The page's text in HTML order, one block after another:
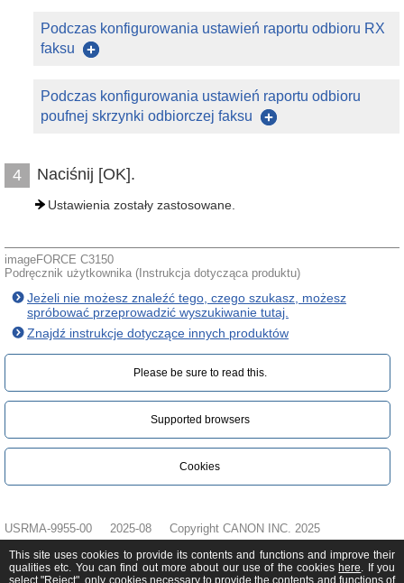
Podczas konfigurowania ustawień raportu odbioru RX
faksu
Podczas konfigurowania ustawień raportu odbioru
poufnej skrzynki odbiorczej faksu
4 Naciśnij [OK].
Ustawienia zostały zastosowane.
imageFORCE C3150
Podręcznik użytkownika (Instrukcja dotycząca produktu)
Jeżeli nie możesz znaleźć tego, czego szukasz, możesz
spróbować przeprowadzić wyszukiwanie tutaj.
Znajdź instrukcje dotyczące innych produktów
Please be sure to read this.‎
Supported browsers
Cookies
USRMA-9955-00 2025-08 Copyright CANON INC. 2025
This site uses cookies to provide its contents and functions and improve their
qualities etc. You can find out more about our use of the cookies here. If you
select "Reject", only cookies necessary to provide the contents and functions of